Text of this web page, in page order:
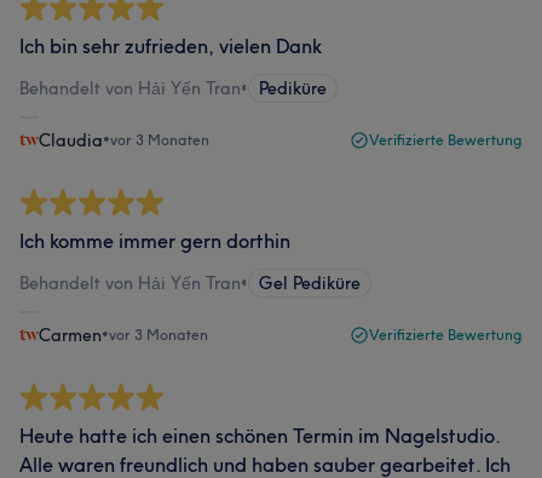
Ich bin sehr zufrieden, vielen Dank
Behandelt von Hải Yến Tran• Pediküre
Claudia•vor 3 Monaten Verifizierte Bewertung
Ich komme immer gern dorthin
Behandelt von Hải Yến Tran• Gel Pediküre
Carmen•vor 3 Monaten Verifizierte Bewertung
Heute hatte ich einen schönen Termin im Nagelstudio.
Alle waren freundlich und haben sauber gearbeitet. Ich